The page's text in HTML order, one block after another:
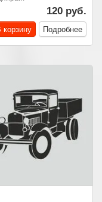
120 руб.
Подробнее